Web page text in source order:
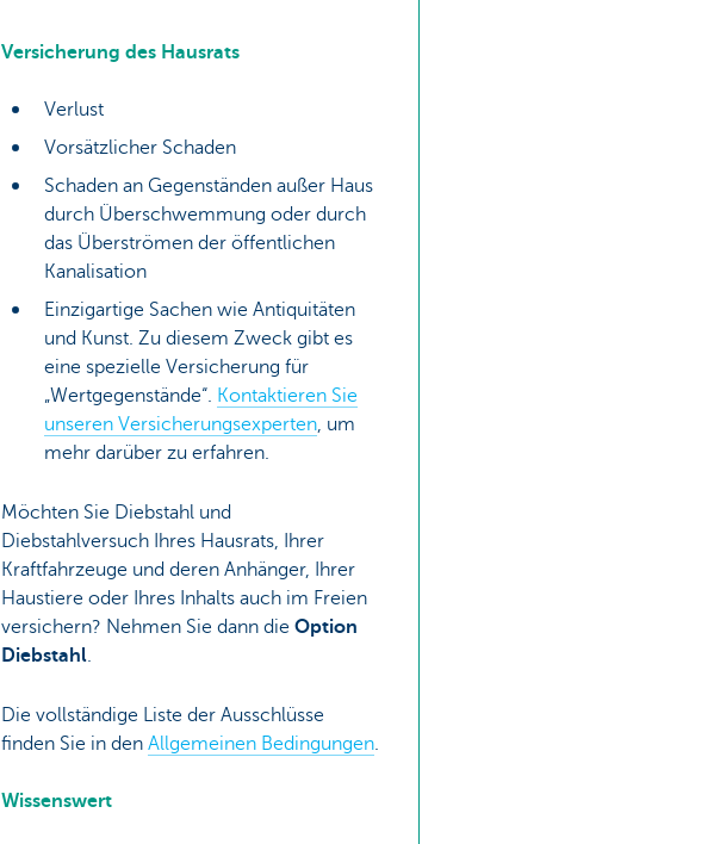
Versicherung des Hausrats
Verlust
Vorsätzlicher Schaden
Schaden an Gegenständen außer Haus
durch Überschwemmung oder durch
das Überströmen der öffentlichen
Kanalisation
Einzigartige Sachen wie Antiquitäten
und Kunst. Zu diesem Zweck gibt es
eine spezielle Versicherung für
„Wertgegenstände“. Kontaktieren Sie
unseren Versicherungsexperten , um
mehr darüber zu erfahren.
Möchten Sie Diebstahl und
Diebstahlversuch Ihres Hausrats, Ihrer
Kraftfahrzeuge und deren Anhänger, Ihrer
Haustiere oder Ihres Inhalts auch im Freien
versichern? Nehmen Sie dann die Option
Diebstahl.
Die vollständige Liste der Ausschlüsse
finden Sie in den Allgemeinen Bedingungen.
Wissenswert